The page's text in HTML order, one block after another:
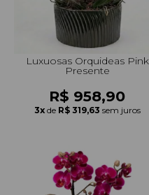
Luxuosas Orquideas Pink
Presente
R$ 958,90
3x de R$ 319,63 sem juros